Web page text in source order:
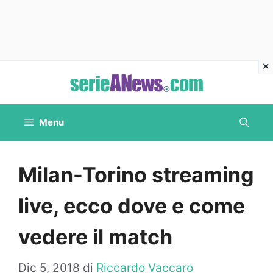
contenuto
Menu
Milan-Torino streaming
live, ecco dove e come
vedere il match
Dic 5, 2018 di Riccardo Vaccaro